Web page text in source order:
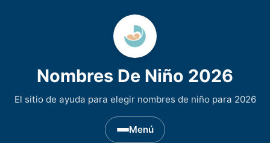
Nombres De Niño 2026
El sitio de ayuda para elegir nombres de niño para 2026
Menú